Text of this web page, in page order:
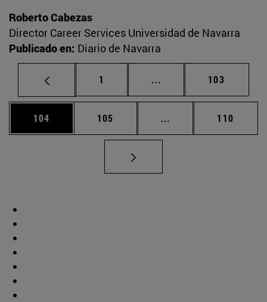
Roberto Cabezas
Director Career Services Universidad de Navarra
Publicado en: Diario de Navarra
Página
1 ... Páginas intermedias
Página
103
Página
104 Página
105 ... Páginas intermedias
Página
110